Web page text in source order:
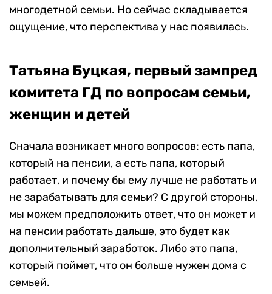
многодетной семьи. Но сейчас складывается
ощущение, что перспектива у нас появилась.
Татьяна Буцкая, первый зампред
комитета ГД по вопросам семьи,
женщин и детей
Сначала возникает много вопросов: есть папа,
который на пенсии, а есть папа, который
работает, и почему бы ему лучше не работать и
не зарабатывать для семьи? С другой стороны,
мы можем предположить ответ, что он может и
на пенсии работать дальше, это будет как
дополнительный заработок. Либо это папа,
который поймет, что он больше нужен дома с
семьей.